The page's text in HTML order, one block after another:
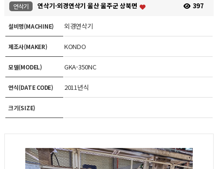
연삭기 연삭기-외경연삭기 울산 울주군 상북면 397
설비명(MACHINE) 외경연삭기
제조사(MAKER) KONDO
모델(MODEL) GKA-350NC
연식(DATE CODE) 2011년식
크기(SIZE)